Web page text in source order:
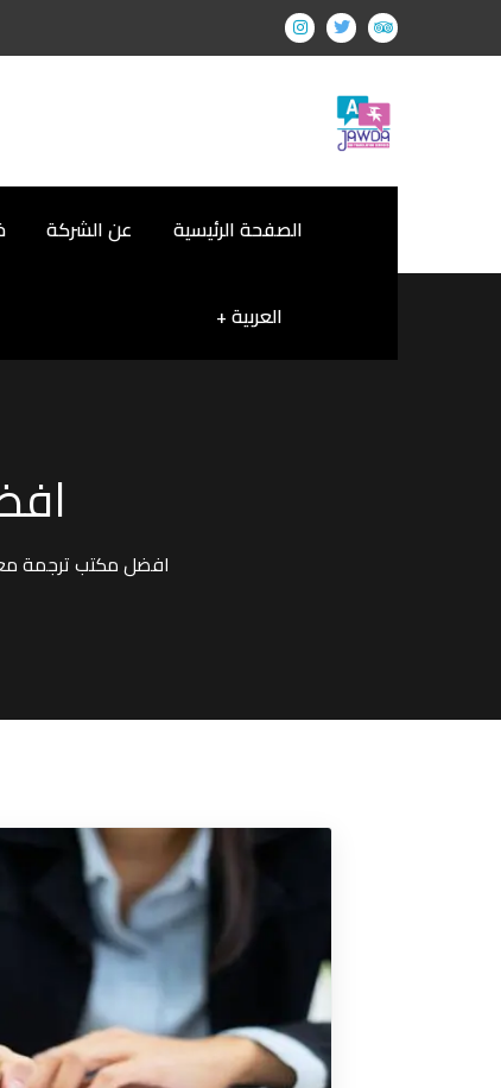
الصفحة الرئيسية عن الشركة
العربية
افضل مكتب ترجمة